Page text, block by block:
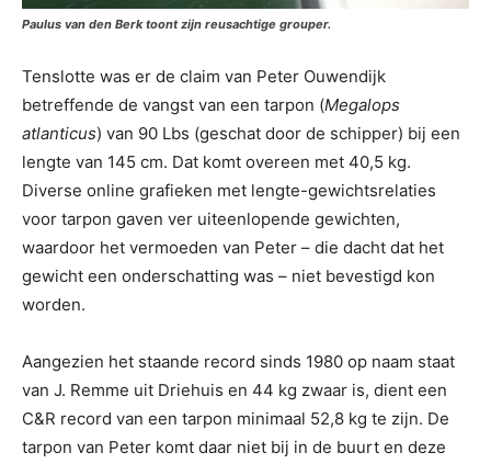
Paulus van den Berk toont zijn reusachtige grouper.
Tenslotte was er de claim van Peter Ouwendijk
betreffende de vangst van een tarpon (Megalops
atlanticus) van 90 Lbs (geschat door de schipper) bij een
lengte van 145 cm. Dat komt overeen met 40,5 kg.
Diverse online grafieken met lengte-gewichtsrelaties
voor tarpon gaven ver uiteenlopende gewichten,
waardoor het vermoeden van Peter – die dacht dat het
gewicht een onderschatting was – niet bevestigd kon
worden.
Aangezien het staande record sinds 1980 op naam staat
van J. Remme uit Driehuis en 44 kg zwaar is, dient een
C&R record van een tarpon minimaal 52,8 kg te zijn. De
tarpon van Peter komt daar niet bij in de buurt en deze